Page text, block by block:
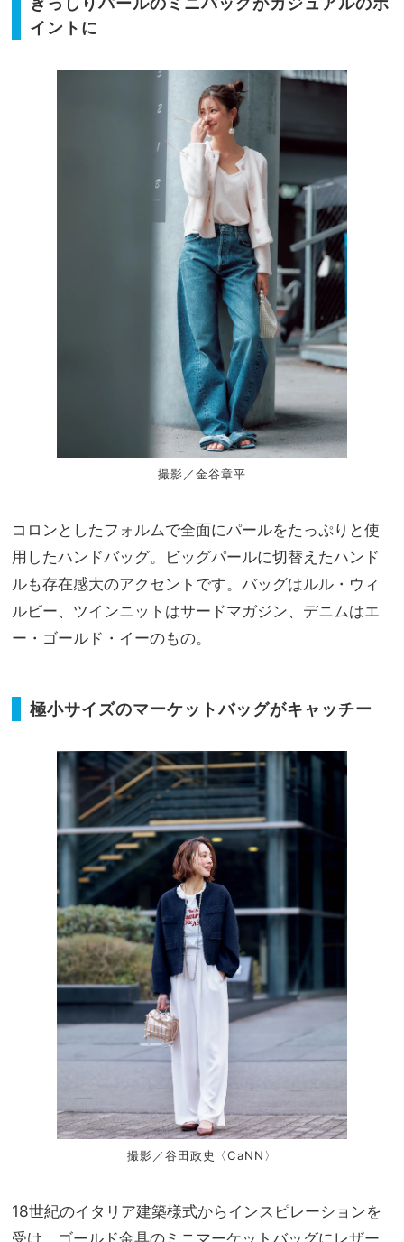
イントに
撮影／金谷章平
コロンとしたフォルムで全面にパールをたっぷりと使
用したハンドバッグ。ビッグパールに切替えたハンド
ルも存在感大のアクセントです。バッグはルル・ウィ
ルビー、ツインニットはサードマガジン、デニムはエ
ー・ゴールド・イーのもの。
極小サイズのマーケットバッグがキャッチー
撮影／谷田政史〈CaNN〉
18世紀のイタリア建築様式からインスピレーションを
受け、ゴールド金具のミニマーケットバッグにレザー